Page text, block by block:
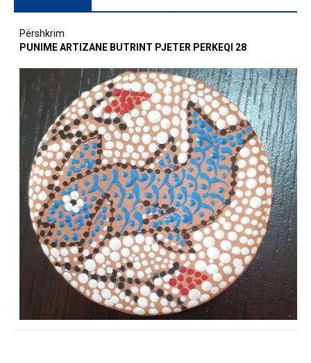
Përshkrim
PUNIME ARTIZANE BUTRINT PJETER PERKEQI 28